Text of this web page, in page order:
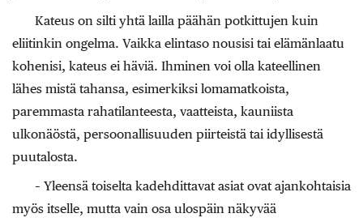
Kateus on silti yhtä lailla päähän potkittujen kuin
eliitinkin ongelma. Vaikka elintaso nousisi tai elämänlaatu
kohenisi, kateus ei häviä. Ihminen voi olla kateellinen
lähes mistä tahansa, esimerkiksi lomamatkoista,
paremmasta rahatilanteesta, vaatteista, kauniista
ulkonäöstä, persoonallisuuden piirteistä tai idyllisestä
puutalosta.
– Yleensä toiselta kadehdittavat asiat ovat ajankohtaisia
myös itselle, mutta vain osa ulospäin näkyvää